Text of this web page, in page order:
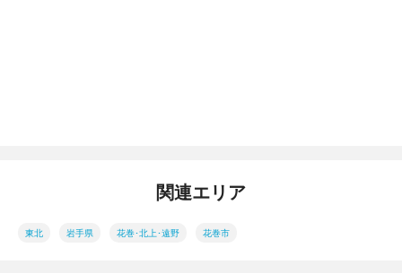
関連エリア
東北 岩手県 花巻･北上･遠野 花巻市